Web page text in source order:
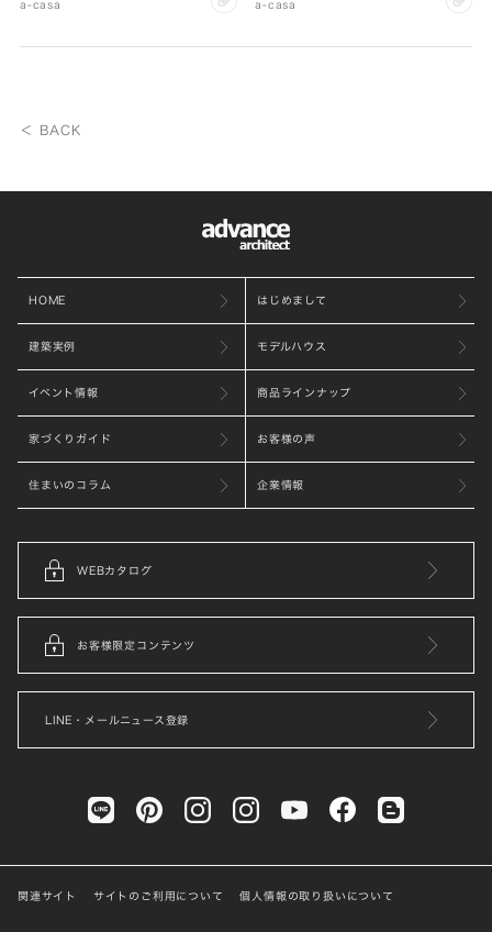
a-casa
a-casa
＜ BACK
HOME はじめまして
建築実例 モデルハウス
イベント情報 商品ラインナップ
家づくりガイド お客様の声
住まいのコラム 企業情報
WEBカタログ
お客様限定コンテンツ
LINE・メールニュース登録
関連サイト サイトのご利用について 個人情報の取り扱いについて